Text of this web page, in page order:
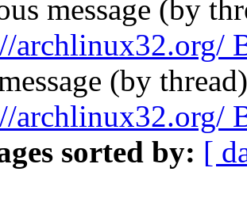
message (by
archlinux32.org/
(by
archlinux32.org/
sorted by: [